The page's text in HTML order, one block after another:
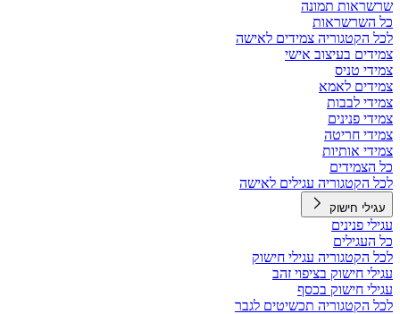
שרשראות תמונה
כל השרשראות
לכל הקטגוריה צמידים לאישה
צמידים בעיצוב אישי
צמידי טניס
צמידים לאמא
צמידי לבבות
צמידי פנינים
צמידי חריטה
צמידי אותיות
כל הצמידים
לכל הקטגוריה עגילים לאישה
עגילי חישוק
עגילי פנינים
כל העגילים
לכל הקטגוריה עגילי חישוק
עגילי חישוק בציפוי זהב
עגילי חישוק בכסף
לכל הקטגוריה תכשיטים לגבר